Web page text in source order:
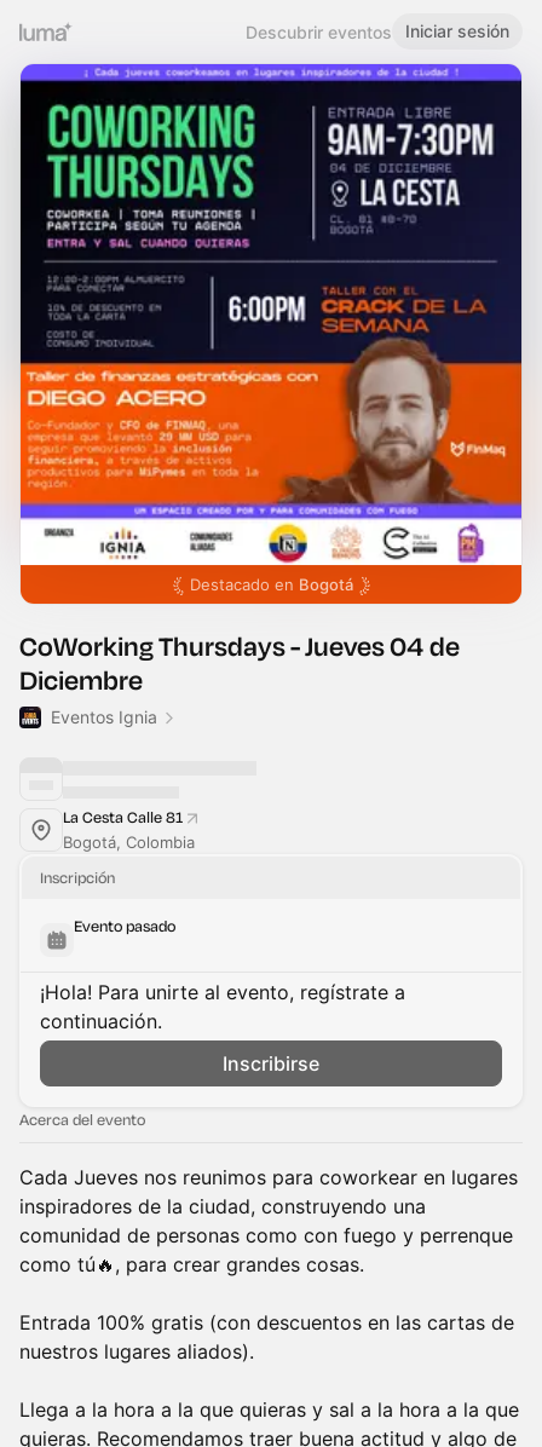
Descubrir eventos Iniciar sesión
Destacado en Bogotá
CoWorking Thursdays - Jueves 04 de
Diciembre
Eventos Ignia
La Cesta Calle 81
Bogotá, Colombia
Inscripción
Evento pasado
¡Hola! Para unirte al evento, regístrate a
continuación.
Inscribirse
Acerca del evento
Cada Jueves nos reunimos para coworkear en lugares
inspiradores de la ciudad, construyendo una
comunidad de personas como con fuego y perrenque
como tú🔥, para crear grandes cosas.
Entrada 100% gratis (con descuentos en las cartas de
nuestros lugares aliados).
Llega a la hora a la que quieras y sal a la hora a la que
quieras. Recomendamos traer buena actitud y algo de